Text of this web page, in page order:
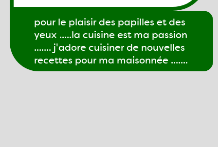
pour le plaisir des papilles et des
yeux .....la cuisine est ma passion
....... j'adore cuisiner de nouvelles
recettes pour ma maisonnée .......